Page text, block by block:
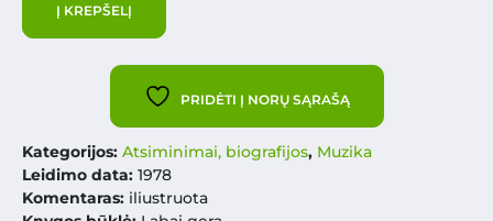
Į KREPŠELĮ
PRIDĖTI Į NORŲ SĄRAŠĄ
Kategorijos: Atsiminimai, biografijos, Muzika
Leidimo data: 1978
Komentaras: iliustruota